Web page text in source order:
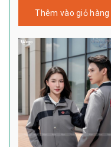
Thêm vào giỏ hàng